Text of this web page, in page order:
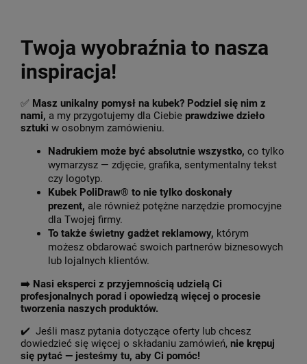
Twoja wyobraźnia to nasza
inspiracja!
✅ Masz unikalny pomysł na kubek? Podziel się nim z
nami, a my przygotujemy dla Ciebie prawdziwe dzieło
sztuki w osobnym zamówieniu.
Nadrukiem może być absolutnie wszystko, co tylko
wymarzysz — zdjęcie, grafika, sentymentalny tekst
czy logotyp.
Kubek PoliDraw® to nie tylko doskonały
prezent, ale również potężne narzędzie promocyjne
dla Twojej firmy.
To także świetny gadżet reklamowy, którym
możesz obdarować swoich partnerów biznesowych
lub lojalnych klientów.
➡️ Nasi eksperci z przyjemnością udzielą Ci
profesjonalnych porad i opowiedzą więcej o procesie
tworzenia naszych produktów.
✔️ Jeśli masz pytania dotyczące oferty lub chcesz
dowiedzieć się więcej o składaniu zamówień, nie krępuj
się pytać — jesteśmy tu, aby Ci pomóc!